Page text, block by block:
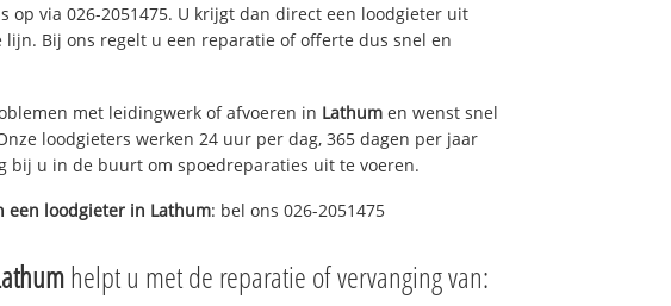
op via 026-2051475. U krijgt dan direct een loodgieter uit
lijn. Bij ons regelt u een reparatie of offerte dus snel en
met leidingwerk of afvoeren in Lathum en wenst snel
loodgieters werken 24 uur per dag, 365 dagen per jaar
bij u in de buurt om spoedreparaties uit te voeren.
een loodgieter in Lathum: bel ons 026-2051475
helpt u met de reparatie of vervanging van: